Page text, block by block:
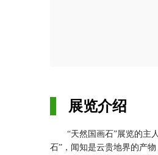
展览介绍
“天然国画石”展览的主人
石”，闻知是云贵地界的产